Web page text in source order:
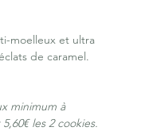
moelleux et ultra
de caramel.
minimum à
les 2 cookies.